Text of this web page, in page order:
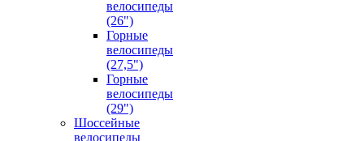
велосипеды
(26")
Горные
велосипеды
(27,5")
Горные
велосипеды
(29")
Шоссейные
велосипеды